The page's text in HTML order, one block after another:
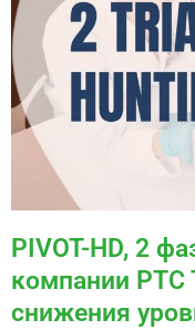
PIVOT-HD, 2
компании PTC
снижения